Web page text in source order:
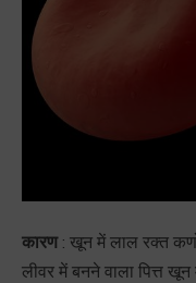
कारण: खून में लाल रक्त कणों
लीवर में बनने वाला पित्त खून